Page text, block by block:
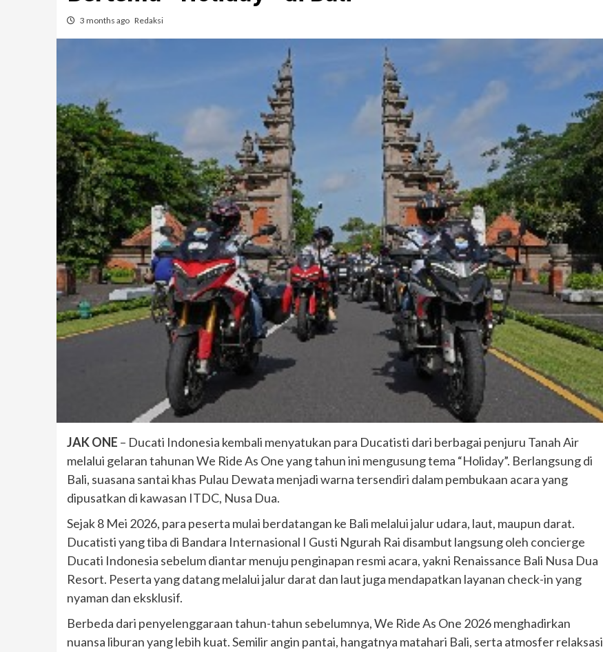
3 months ago Redaksi
JAK ONE – Ducati Indonesia kembali menyatukan para Ducatisti dari berbagai penjuru Tanah Air
melalui gelaran tahunan We Ride As One yang tahun ini mengusung tema “Holiday”. Berlangsung di
Bali, suasana santai khas Pulau Dewata menjadi warna tersendiri dalam pembukaan acara yang
dipusatkan di kawasan ITDC, Nusa Dua.
Sejak 8 Mei 2026, para peserta mulai berdatangan ke Bali melalui jalur udara, laut, maupun darat.
Ducatisti yang tiba di Bandara Internasional I Gusti Ngurah Rai disambut langsung oleh concierge
Ducati Indonesia sebelum diantar menuju penginapan resmi acara, yakni Renaissance Bali Nusa Dua
Resort. Peserta yang datang melalui jalur darat dan laut juga mendapatkan layanan check-in yang
nyaman dan eksklusif.
Berbeda dari penyelenggaraan tahun-tahun sebelumnya, We Ride As One 2026 menghadirkan
nuansa liburan yang lebih kuat. Semilir angin pantai, hangatnya matahari Bali, serta atmosfer relaksasi